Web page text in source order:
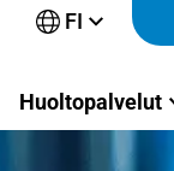
FI
Huoltopalvelut